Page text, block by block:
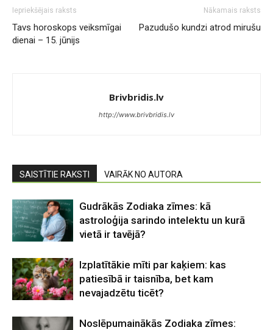
Iepriekšējais raksts
Tavs horoskops veiksmīgai
dienai – 15. jūnijs
Nākamais raksts
Pazudušo kundzi atrod mirušu
Brivbridis.lv
http://www.brivbridis.lv
SAISTĪTIE RAKSTI VAIRĀK NO AUTORA
Gudrākās Zodiaka zīmes: kā
astroloģija sarindo intelektu un kurā
vietā ir tavējā?
Izplatītākie mīti par kaķiem: kas
patiesībā ir taisnība, bet kam
nevajadzētu ticēt?
Noslēpumainākās Zodiaka zīmes: